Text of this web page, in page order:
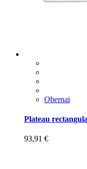
Obernai
Plateau
93,91 €